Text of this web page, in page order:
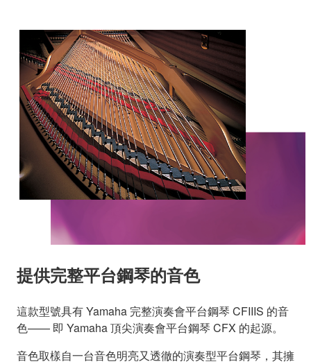
提供完整平台鋼琴的音色
這款型號具有 Yamaha 完整演奏會平台鋼琴 CFIIIS 的音
色—— 即 Yamaha 頂尖演奏會平台鋼琴 CFX 的起源。
音色取樣自一台音色明亮又透徹的演奏型平台鋼琴，其擁